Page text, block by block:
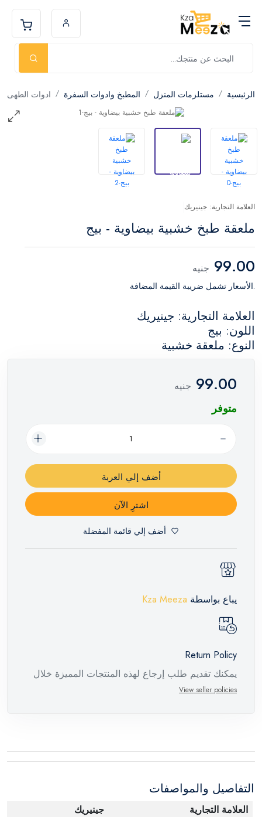
الرئيسية مستلزمات المنزل المطبخ وادوات السفرة ادوات الطهى
العلامة التجارية: جينيريك
ملعقة طبخ خشبية بيضاوية - بيج
99.00 جنيه
.الأسعار تشمل ضريبة القيمة المضافة
العلامة التجارية: جينيريك
اللون: بيج
النوع: ملعقة خشبية
99.00 جنيه
متوفر
أضف إلي العربة
اشترِ الآن
أضف إلي قائمة المفضلة
يباع بواسطة Kza Meeza
Return Policy
يمكنك تقديم طلب إرجاع لهذه المنتجات المميزة خلال
عبوته الأصلية. لاحظ أنه لا يمكن إرجاع المنتجات
وفي عبواتها الأصلية.
View seller policies
التفاصيل والمواصفات
العلامة التجارية
جينيريك